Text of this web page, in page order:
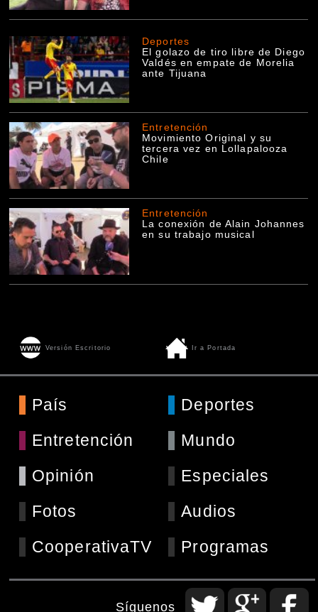
Deportes
El golazo de tiro libre de Diego
Valdés en empate de Morelia
ante Tijuana
Entretención
Movimiento Original y su
tercera vez en Lollapalooza
Chile
Entretención
La conexión de Alain Johannes
en su trabajo musical
Versión Escritorio Ir a Portada
País
Deportes
Entretención
Mundo
Opinión
Especiales
Fotos
Audios
CooperativaTV
Programas
Síguenos